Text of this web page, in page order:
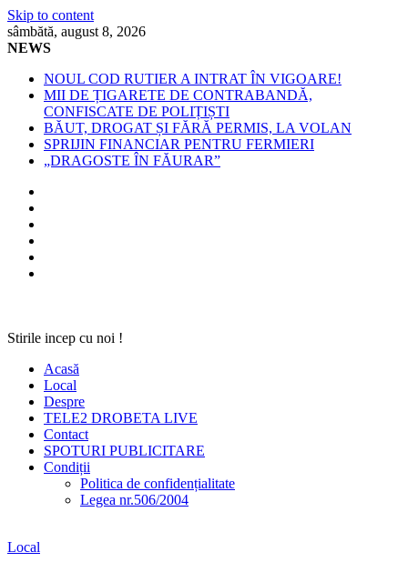
Skip to content
sâmbătă, august 8, 2026
NEWS
NOUL COD RUTIER A INTRAT ÎN VIGOARE!
MII DE ȚIGARETE DE CONTRABANDĂ,
CONFISCATE DE POLIȚIȘTI
BĂUT, DROGAT ȘI FĂRĂ PERMIS, LA VOLAN
SPRIJIN FINANCIAR PENTRU FERMIERI
„DRAGOSTE ÎN FĂURAR”
Stirile incep cu noi !
Acasă
Local
Despre
TELE2 DROBETA LIVE
Contact
SPOTURI PUBLICITARE
Condiții
Politica de confidențialitate
Legea nr.506/2004
Local